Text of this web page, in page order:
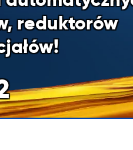
reduktorów
W